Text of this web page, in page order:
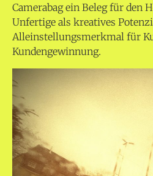
Camerabag ein Beleg für den
Unfertige als kreatives
Alleinstellungsmerkmal für
Kundengewinnung.